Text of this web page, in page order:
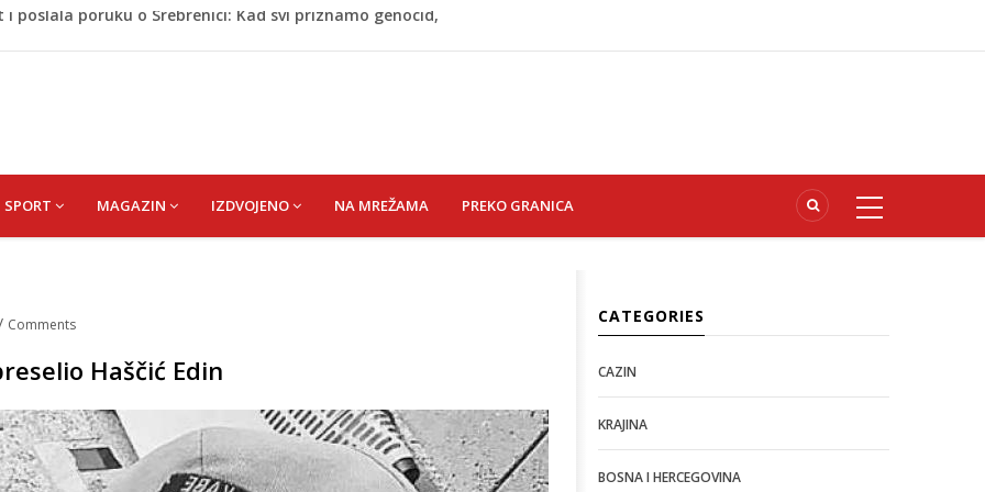
SENAD
'pržionica': BH Meteo najavljuje novi toplotni val
poslala poruku o Srebrenici: Kad svi priznamo genocid,
SPORT MAGAZIN IZDVOJENO NA MREŽAMA PREKO GRANICA
Comments
Haščić Edin
CATEGORIES
CAZIN
KRAJINA
BOSNA I HERCEGOVINA